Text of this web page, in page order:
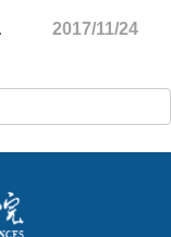
2017/11/24